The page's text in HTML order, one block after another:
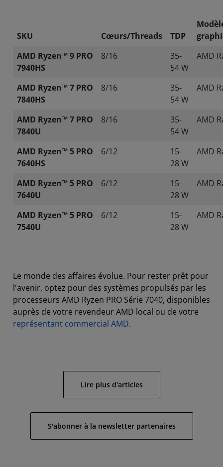
SKU Cœurs/Threads TDP
AMD Ryzen™ 9 PRO
7940HS
8/16
35-
54 W
AMD
AMD Ryzen™ 7 PRO
7840HS
8/16
35-
54 W
AMD
AMD Ryzen™ 7 PRO
7840U
8/16
35-
54 W
AMD
AMD Ryzen™ 5 PRO
7640HS
6/12
15-
28 W
AMD
AMD Ryzen™ 5 PRO
7640U
6/12
15-
28 W
AMD
AMD Ryzen™ 5 PRO
7540U
6/12
15-
28 W
AMD
Le monde des affaires évolue. Pour rester prêt pour
l'avenir, optez pour des systèmes propulsés par les
processeurs AMD Ryzen PRO Série 7040, disponibles
auprès de votre revendeur AMD local ou de votre
représentant commercial AMD.
Lire plus d'articles
S'abonner à la newsletter partenaires